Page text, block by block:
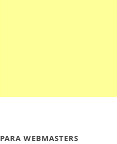
PARA WEBMASTERS